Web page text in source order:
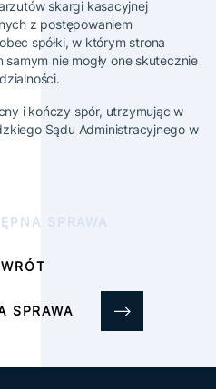
skargi kasacyjnej
z postępowaniem
spółki, w którym strona
nie mogły one skutecznie
i kończy spór, utrzymując w
Sądu Administracyjnego w
SPRAWA
SPRAWA